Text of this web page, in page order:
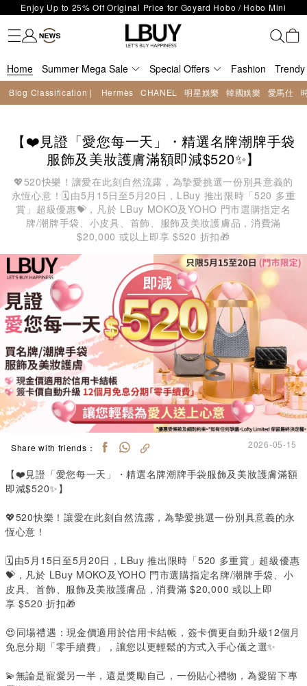
Enjoy Up to 25% Off Original Price for Goyard Hobo / Hobo Mini
Limited Edition!
LBuy Exclusive : Hermès / Chanel handbags and jewellery up to 40%
off—shop now!
LBuy Nintendo Switch / Nintendo Switch 2 Official Product Retail Store
is now open at Shop 426, Level 4, MOKO！
The 10,000 feet flagship store with Hermès、CHANEL and LV areas at
MOKO shop 175, 1/F!
Important Notice: Prevent Fraud for Bank Transfer & FPS
Free Delivery over HKD500!
LBuy receives Hong Kong IPD's 2026 'No Fakes Pledge' mark.
Fashion
Trendy brand
Kidswear
Beauty
Fragrance
Personal Care
Mother Care & Baby
Games and fine toys
Stationery
Home Living
Electronics
Food
Health Care
Outdoor
Home Summer Mega Sale Special Offers Fashion
Blog Classification | Hermès CHANEL 明星娛樂 韓國娛樂 愛馬仕
【❤️見證「愛您每一天」・精選名牌潮牌手袋
服飾及美妝護膚滿額即減$520✨】
💖520快樂！讓愛在此刻自然流露，為摯愛挑選一份別具意義的
永恆心意！🗓️由5月15日至5月20日，LBuy 推出限時「520 多重
賞」超級優惠💝，凡於 LBuy MOKO及YOHO 門市選購指定名
牌/潮牌手袋、小皮具、首飾、服飾及美妝護膚品，消費滿
$20,000 或以上即享 $520 折扣🎁
Share with friends： 2026-05-15
【❤️見證「愛您每一天」・精選名牌潮牌手袋服飾及美妝護膚滿額
即減$520✨】
💖520快樂！讓愛在此刻自然流露，為摯愛挑選一份別具意義的永
恆心意！
🗓️由5月 15日至5月20日， LBuy推出限時「520 多重賞」超級優惠
💝，凡於 LBuy MOKO及YOHO 門市選購指定名牌/潮牌手袋、小
皮具、首飾、服飾及美妝護膚品，消費滿 $20,000 或以上即
享 $520 折扣🎁
😍同場禮遇：現金價適用於信用卡結帳，簽卡價更自動升級12個月
免息分期「零手續費」，讓您以更輕鬆的方式入手心儀之選✨
💫無論是寵愛另一半，還是獎勵自己，一份貼心禮物，為愛留下專